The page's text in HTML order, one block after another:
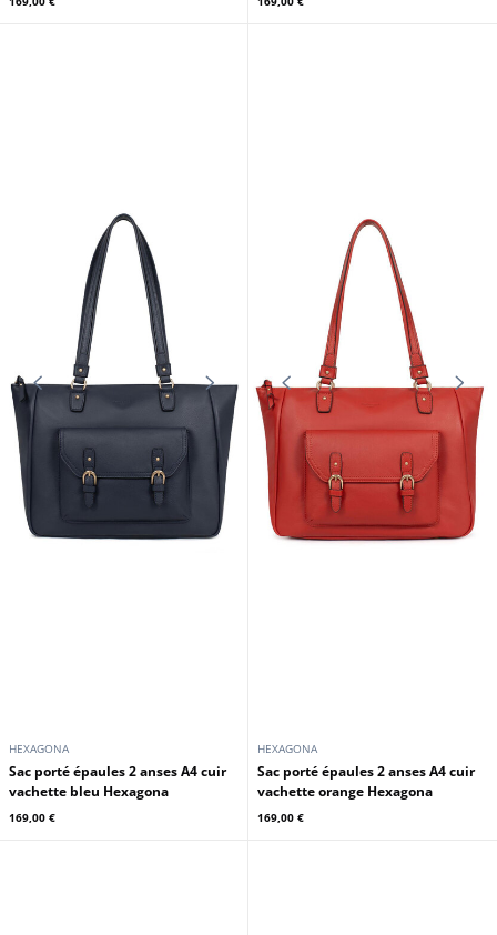
HEXAGONA
Sac porté épaules 2 anses A4 cuir
vachette bleu Hexagona
169,00 €
HEXAGONA
Sac porté épaules 2 anses A4 cuir
vachette orange Hexagona
169,00 €